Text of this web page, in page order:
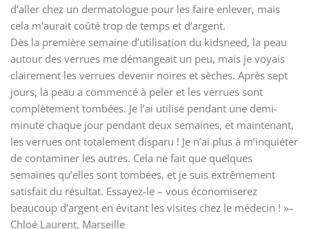
d’aller chez un dermatologue pour les faire enlever, mais
cela m’aurait coûté trop de temps et d’argent.
Dès la première semaine d’utilisation du kidsneed, la peau
autour des verrues me démangeait un peu, mais je voyais
clairement les verrues devenir noires et sèches. Après sept
jours, la peau a commencé à peler et les verrues sont
complètement tombées. Je l’ai utilisé pendant une demi-
minute chaque jour pendant deux semaines, et maintenant,
les verrues ont totalement disparu ! Je n’ai plus à m’inquiéter
de contaminer les autres. Cela ne fait que quelques
semaines qu’elles sont tombées, et je suis extrêmement
satisfait du résultat. Essayez-le – vous économiserez
beaucoup d’argent en évitant les visites chez le médecin ! »–
Chloé Laurent, Marseille